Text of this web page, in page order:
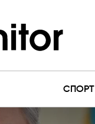
СПОРТ